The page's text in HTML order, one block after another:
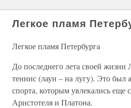
Легкое пламя
Легкое пламя Петербурга
До последнего лета своей жизни
теннис (лаун – на лугу). Это был
спорта, которым увлекались еще
Аристотеля и Платона.